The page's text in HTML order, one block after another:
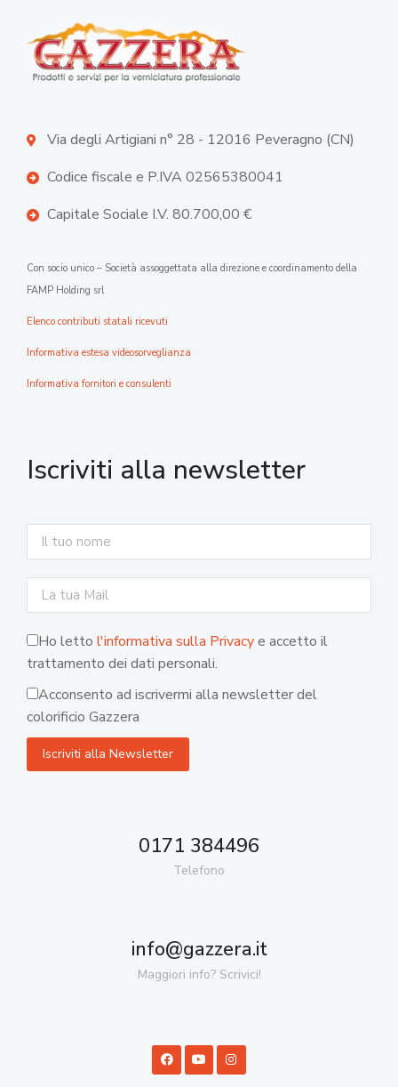
Via degli Artigiani n° 28 - 12016 Peveragno (CN)
Codice fiscale e P.IVA 02565380041
Capitale Sociale I.V. 80.700,00 €
Con socio unico – Società assoggettata alla direzione e coordinamento della
FAMP Holding srl
Elenco contributi statali ricevuti
Informativa estesa videosorveglianza
Informativa fornitori e consulenti
Iscriviti alla newsletter
Ho letto l'informativa sulla Privacye accetto il
trattamento dei dati personali.
Acconsento ad iscrivermi alla newsletter del
colorificio Gazzera
0171 384496
Telefono
info@gazzera.it
Maggiori info? Scrivici!